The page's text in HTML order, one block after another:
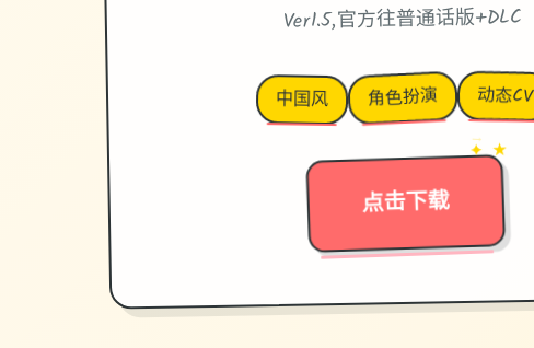
Ver1.5,官方往普通话版+DLC
中国风 角色扮演 动态CV
点击下载
→
✦ ★